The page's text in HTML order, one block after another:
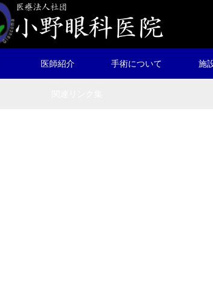
医師紹介 手術について 施